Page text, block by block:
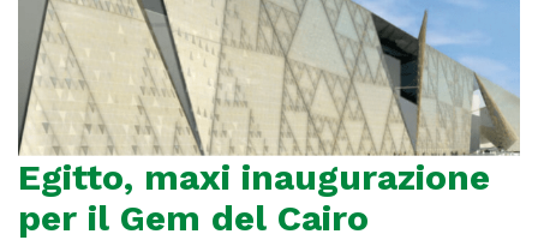
Egitto, maxi inaugurazione
per il Gem del Cairo